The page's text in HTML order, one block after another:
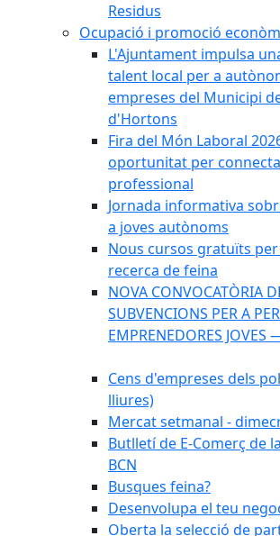
Residus
Ocupació i promoció
L'Ajuntament impulsa
talent local per a
empreses del Municipi
d'Hortons
Fira del Món Laboral
oportunitat per
professional
Jornada informativa
a joves autònoms
Nous cursos gratuïts
recerca de feina
NOVA CONVOCATÒRIA
SUBVENCIONS PER A
EMPRENEDORES
Cens d'empreses dels
lliures)
Mercat setmanal -
Butlletí de E-Comerç de
BCN
Busques feina?
Desenvolupa el teu
Oberta la selecció de